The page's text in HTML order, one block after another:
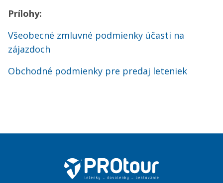
Prílohy:
Všeobecné zmluvné podmienky účasti na
zájazdoch
Obchodné podmienky pre predaj leteniek